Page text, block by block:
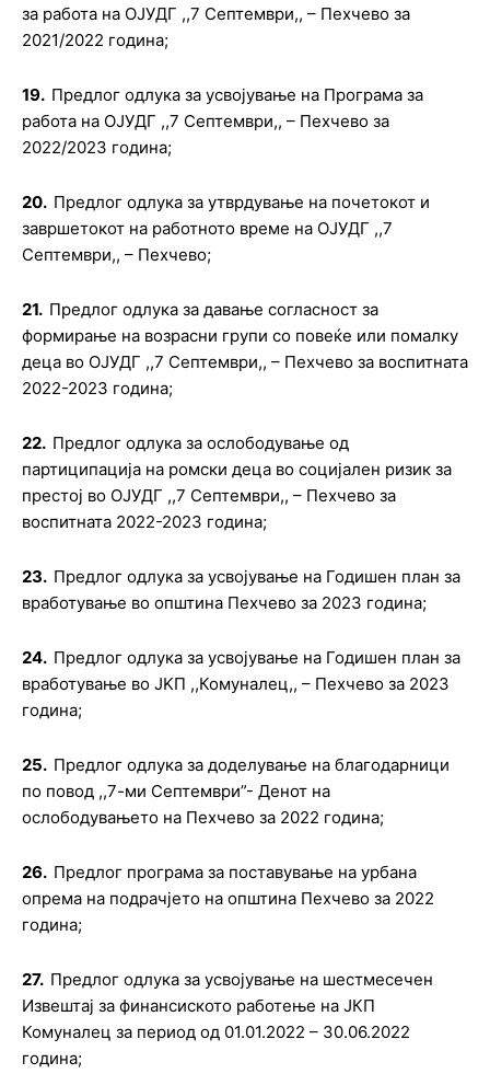
за работа на ОЈУДГ ,,7 Септември,, – Пехчево за
2021/2022 година;
19. Предлог одлука за усвојување на Програма за
работа на ОЈУДГ ,,7 Септември,, – Пехчево за
2022/2023 година;
20. Предлог одлука за утврдување на почетокот и
завршетокот на работното време на ОЈУДГ ,,7
Септември,, – Пехчево;
21. Предлог одлука за давање согласност за
формирање на возрасни групи со повеќе или помалку
деца во ОЈУДГ ,,7 Септември,, – Пехчево за воспитната
2022-2023 година;
22. Предлог одлука за ослободување од
партиципација на ромски деца во социјален ризик за
престој во ОЈУДГ ,,7 Септември,, – Пехчево за
воспитната 2022-2023 година;
23. Предлог одлука за усвојување на Годишен план за
вработување во општина Пехчево за 2023 година;
24. Предлог одлука за усвојување на Годишен план за
вработување во JKП ,,Комуналец,, – Пехчево за 2023
година;
25. Предлог одлука за доделување на благодарници
по повод ,,7-ми Септември”- Денот на
ослободувањето на Пехчево за 2022 година;
26. Предлог програма за поставување на урбана
опрема на подрачјето на општина Пехчево за 2022
година;
27. Предлог одлука за усвојување на шестмесечен
Извештај за финансиското работење на ЈКП
Комуналец за период од 01.01.2022 – 30.06.2022
година;